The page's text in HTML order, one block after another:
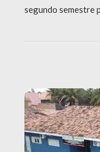
segundo semestre